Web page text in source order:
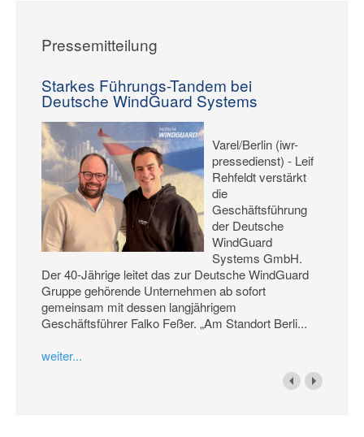
Pressemitteilung
Starkes Führungs-Tandem bei
Deutsche WindGuard Systems
Varel/Berlin (iwr-
pressedienst) - Leif
Rehfeldt verstärkt
die
Geschäftsführung
der Deutsche
WindGuard
Systems GmbH.
Der 40-Jährige leitet das zur Deutsche WindGuard
Gruppe gehörende Unternehmen ab sofort
gemeinsam mit dessen langjährigem
Geschäftsführer Falko Feßer. „Am Standort Berli...
weiter...